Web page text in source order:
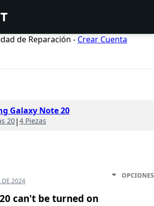
de Reparación - Crear Cuenta
Galaxy Note 20
20| 4 Piezas
DE 2024
OPCIONES
can't be turned on